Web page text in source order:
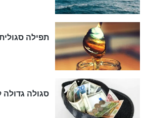
המסמך האבוד
מוסקבה: כתב
הרשב"ם התגלה
"מודה לקב"ה על